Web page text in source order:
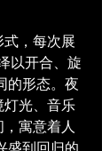
，每次展
以开合、旋
的形态。夜
灯光、音乐
寓意着人